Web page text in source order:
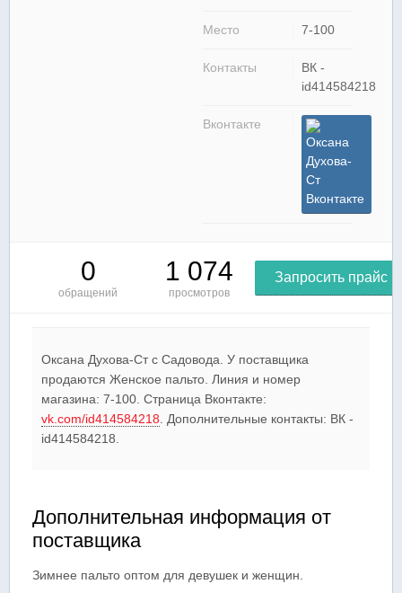
Место 7-100
Контакты
ВК -
id414584218
Вконтакте
Оксана
Духова-
Ст
Вконтакте
0
обращений
1 074
просмотров
Запросить прайс
Оксана Духова-Ст c Садовода. У поставщика
продаются Женское пальто. Линия и номер
магазина: 7-100. Страница Вконтакте:
vk.com/id414584218 . Дополнительные контакты: ВК -
id414584218.
Дополнительная информация от
поставщика
Зимнее пальто оптом для девушек и женщин.